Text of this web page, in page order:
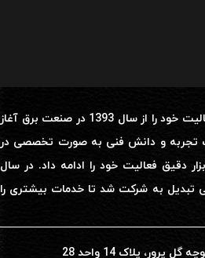
شرکت تامین صنعت رامان فعالیت خود را از سال 1393 در صنعت برق آغاز
تجربه و دانش فنی به صورت تخصصی در
دقیق فعالیت خود را ادامه داد. در سال
تبدیل به شرکت شد تا خدمات بیشتری را
پلاک 14 واحد 28